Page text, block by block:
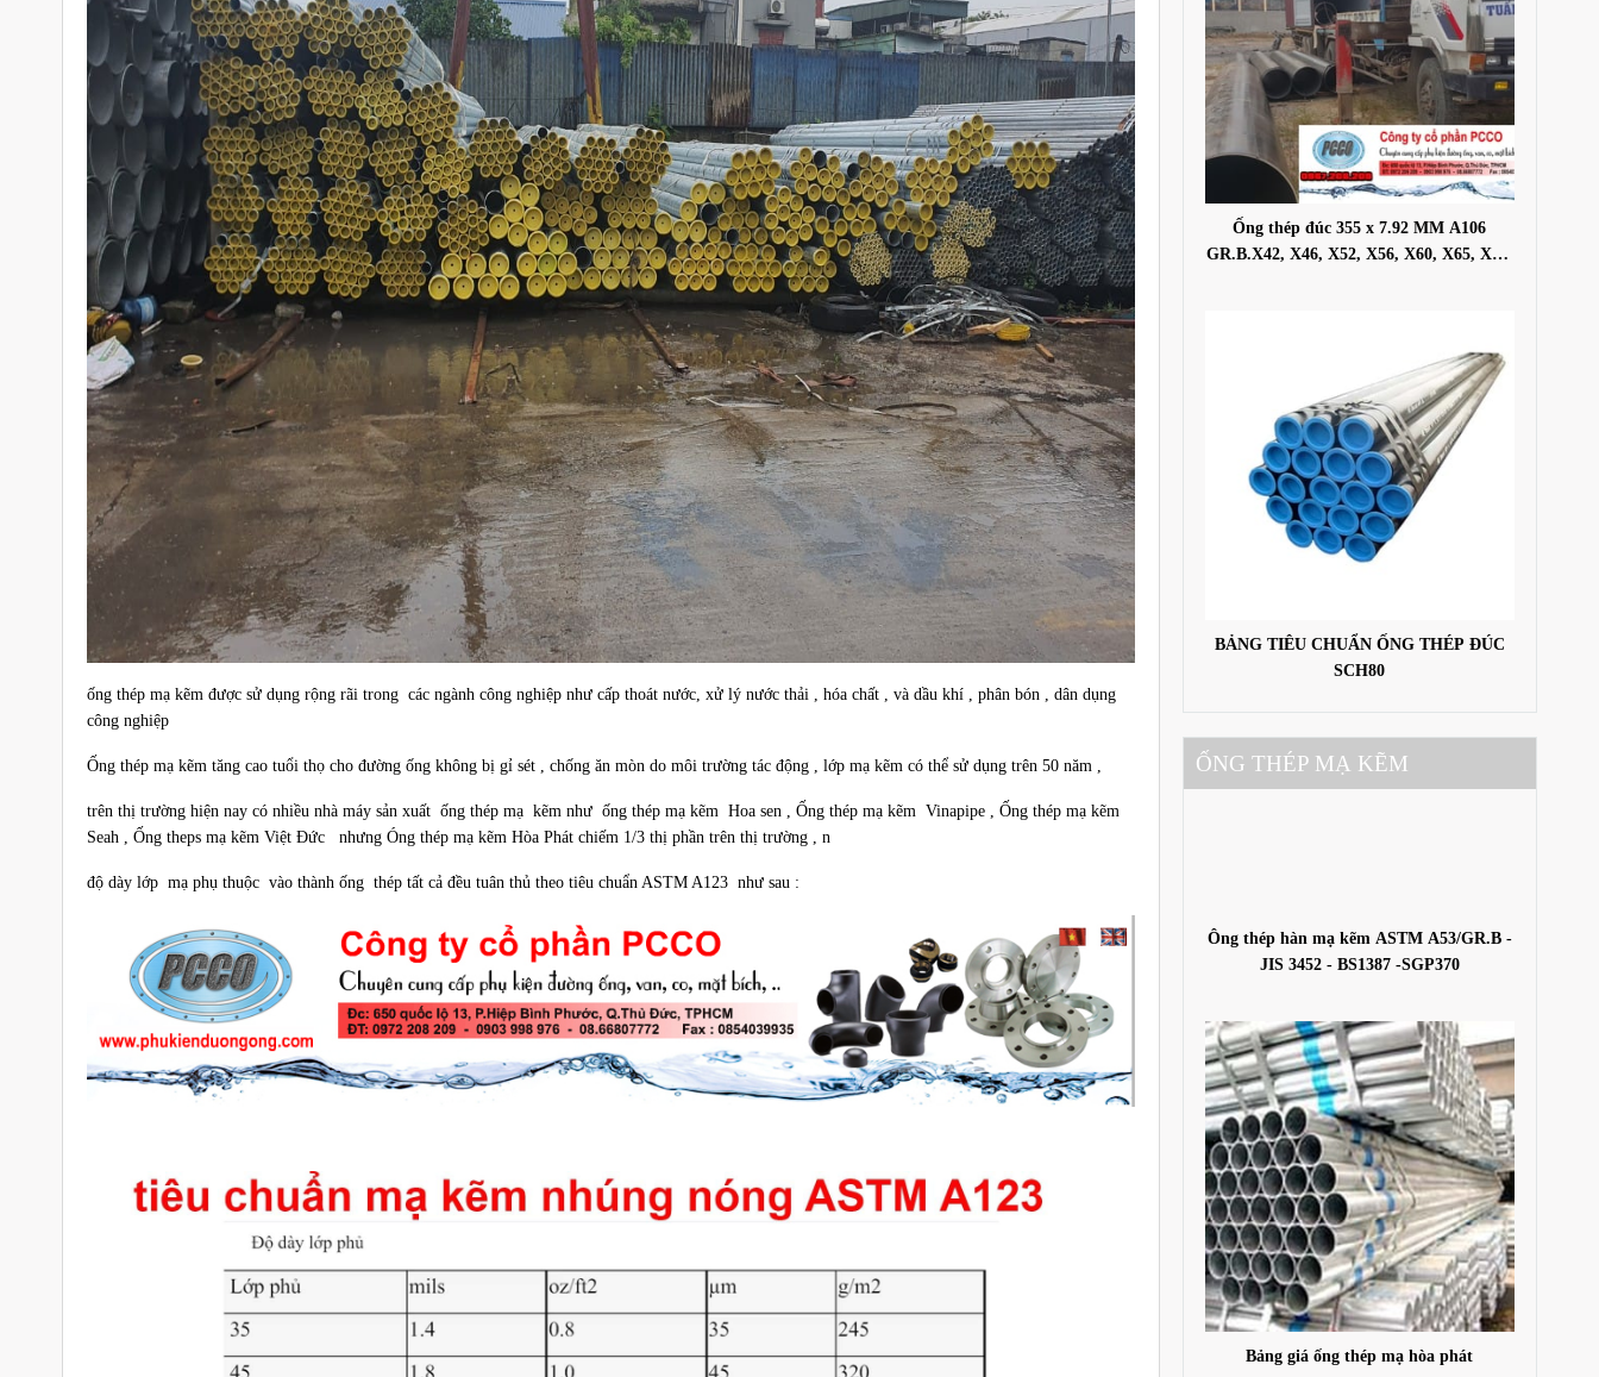
ống thép mạ kẽm được sử dụng rộng rãi trong các ngành công nghiệp như cấp thoát nước, xử lý nước thải , hóa chất , và dầu khí , phân bón , dân dụng
công nghiệp
Ống thép mạ kẽm tăng cao tuổi thọ cho đường ống không bị gỉ sét , chống ăn mòn do môi trường tác động , lớp mạ kẽm có thể sử dụng trên 50 năm ,
trên thị trường hiện nay có nhiều nhà máy sản xuất ống thép mạ kẽm như ống thép mạ kẽm Hoa sen , Ống thép mạ kẽm Vinapipe , Ống thép mạ kẽm
Seah , Ống theps mạ kẽm Việt Đức nhưng Óng thép mạ kẽm Hòa Phát chiếm 1/3 thị phần trên thị trường , n
độ dày lớp mạ phụ thuộc vào thành ống thép tất cả đều tuân thủ theo tiêu chuẩn ASTM A123 như sau :
Ống thép đúc 355 x 7.92 MM A106
GR.B.X42, X46, X52, X56, X60, X65, X70,
BẢNG TIÊU CHUẨN ỐNG THÉP ĐÚC
SCH80
ỐNG THÉP MẠ KẼM
Ông thép hàn mạ kẽm ASTM A53/GR.B -
JIS 3452 - BS1387 -SGP370
Bảng giá ống thép mạ hòa phát